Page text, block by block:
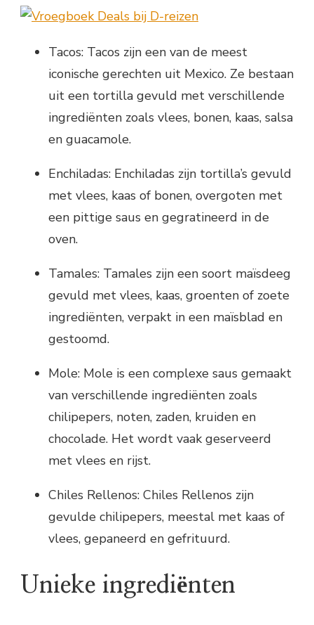
Tacos: Tacos zijn een van de meest
iconische gerechten uit Mexico. Ze bestaan
uit een tortilla gevuld met verschillende
ingrediënten zoals vlees, bonen, kaas, salsa
en guacamole.
Enchiladas: Enchiladas zijn tortilla’s gevuld
met vlees, kaas of bonen, overgoten met
een pittige saus en gegratineerd in de
oven.
Tamales: Tamales zijn een soort maïsdeeg
gevuld met vlees, kaas, groenten of zoete
ingrediënten, verpakt in een maïsblad en
gestoomd.
Mole: Mole is een complexe saus gemaakt
van verschillende ingrediënten zoals
chilipepers, noten, zaden, kruiden en
chocolade. Het wordt vaak geserveerd
met vlees en rijst.
Chiles Rellenos: Chiles Rellenos zijn
gevulde chilipepers, meestal met kaas of
vlees, gepaneerd en gefrituurd.
Unieke ingrediënten